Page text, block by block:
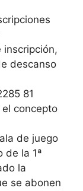
inscripción,
descanso
81
concepto
de juego
de la 1ª
la
se abonen